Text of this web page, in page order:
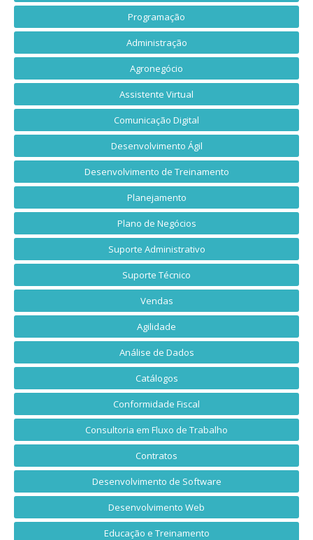
Programação
Administração
Agronegócio
Assistente Virtual
Comunicação Digital
Desenvolvimento Ágil
Desenvolvimento de Treinamento
Planejamento
Plano de Negócios
Suporte Administrativo
Suporte Técnico
Vendas
Agilidade
Análise de Dados
Catálogos
Conformidade Fiscal
Consultoria em Fluxo de Trabalho
Contratos
Desenvolvimento de Software
Desenvolvimento Web
Educação e Treinamento